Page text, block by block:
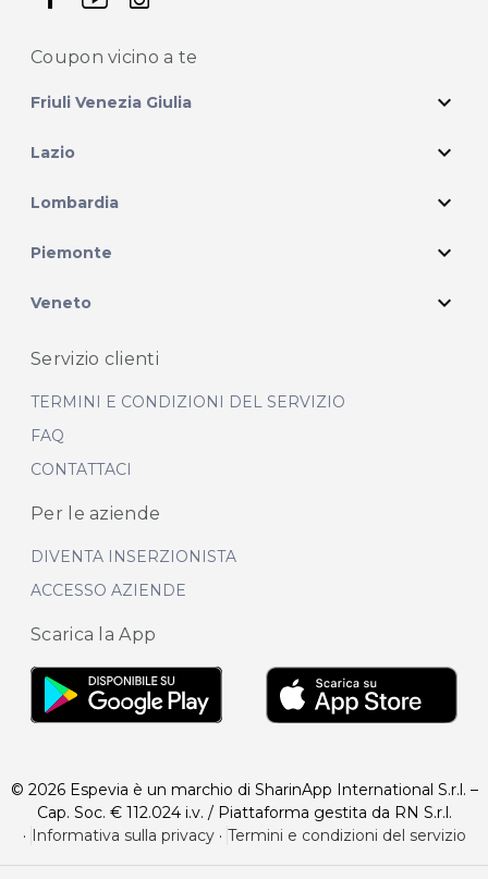
Coupon vicino a te
Friuli Venezia Giulia expand_more
Lazio expand_more
Lombardia expand_more
Piemonte expand_more
Veneto expand_more
Servizio clienti
TERMINI E CONDIZIONI DEL SERVIZIO
FAQ
CONTATTACI
Per le aziende
DIVENTA INSERZIONISTA
ACCESSO AZIENDE
Scarica la App
© 2026 Espevia è un marchio di SharinApp International S.r.l. –
Cap. Soc. € 112.024 i.v. / Piattaforma gestita da RN S.r.l.
· Informativa sulla privacy· Termini e condizioni del servizio